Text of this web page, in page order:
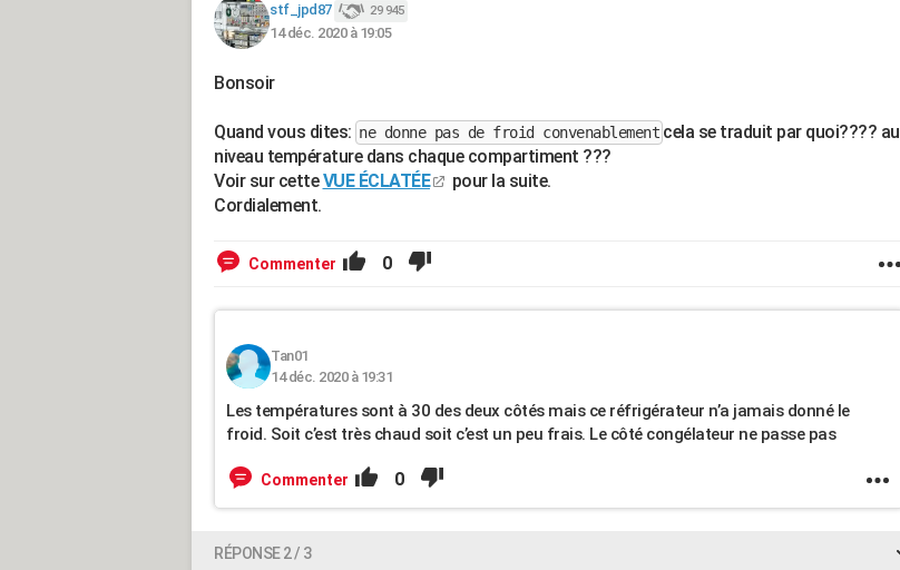
stf_jpd87 29 945
14 déc. 2020 à 19:05
Bonsoir
Quand vous dites: ne donne pas de froid convenablement cela se traduit par quoi???? au
niveau température dans chaque compartiment ???
Voir sur cetteVUE ÉCLATÉE
pour la suite.
Cordialement.
Commenter 0
Tan01
14 déc. 2020 à 19:31
Les températures sont à 30 des deux côtés mais ce réfrigérateur n’a jamais donné le
froid. Soit c’est très chaud soit c’est un peu frais. Le côté congélateur ne passe pas
Commenter 0
RÉPONSE 2 / 3